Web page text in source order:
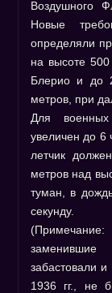
Воздушного
Новые
определяли
на высоте
Блерио и до
метров, при
Для
увеличен до 6
летчик
метров над
туман, в
секунду.
заменившие
забастовали и
1936 гг., не